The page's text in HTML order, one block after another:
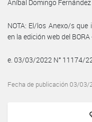
Aníbal Domingo Fernández
NOTA: El/los Anexo/s
en la edición web del
e. 03/03/2022 N° 11174/
Fecha de publicación 03/03/